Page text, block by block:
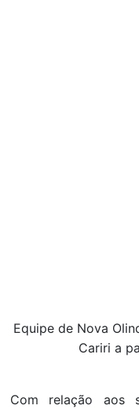
Equipe de Nova
Cariri a
Com relação aos